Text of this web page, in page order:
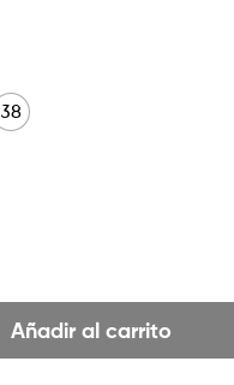
38
Añadir al carrito